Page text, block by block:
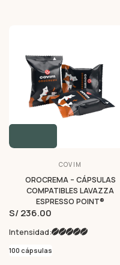
COVIM
OROCREMA – CÁPSULAS
COMPATIBLES LAVAZZA
ESPRESSO POINT®
S/ 236.00
Intensidad:
100 cápsulas